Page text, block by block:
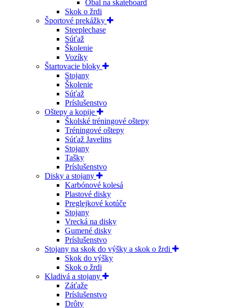
Obal na skateboard
Skok o žrdi
Športové prekážky
Steeplechase
Súťaž
Školenie
Vozíky
Štartovacie bloky
Stojany
Školenie
Súťaž
Príslušenstvo
Oštepy a kopije
Školské tréningové oštepy
Tréningové oštepy
Súťaž Javelins
Stojany
Tašky
Príslušenstvo
Disky a stojany
Karbónové kolesá
Plastové disky
Preglejkové kotúče
Stojany
Vrecká na disky
Gumené disky
Príslušenstvo
Stojany na skok do výšky a skok o žrdi
Skok do výšky
Skok o žrdi
Kladivá a stojany
Záťaže
Príslušenstvo
Drôty